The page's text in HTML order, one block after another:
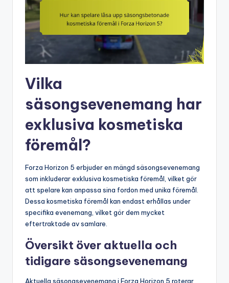
Vilka
säsongsevenemang har
exklusiva kosmetiska
föremål?
Forza Horizon 5 erbjuder en mängd säsongsevenemang
som inkluderar exklusiva kosmetiska föremål, vilket gör
att spelare kan anpassa sina fordon med unika föremål.
Dessa kosmetiska föremål kan endast erhållas under
specifika evenemang, vilket gör dem mycket
eftertraktade av samlare.
Översikt över aktuella och
tidigare säsongsevenemang
Aktuella säsongsevenemang i Forza Horizon 5 roterar